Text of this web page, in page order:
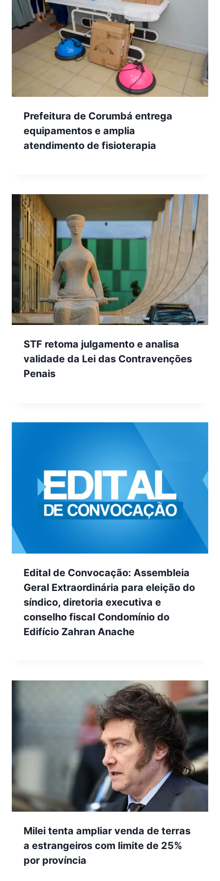
Prefeitura de Corumbá entrega
equipamentos e amplia
atendimento de fisioterapia
STF retoma julgamento e analisa
validade da Lei das Contravenções
Penais
Edital de Convocação: Assembleia
Geral Extraordinária para eleição do
síndico, diretoria executiva e
conselho fiscal Condomínio do
Edifício Zahran Anache
Milei tenta ampliar venda de terras
a estrangeiros com limite de 25%
por província